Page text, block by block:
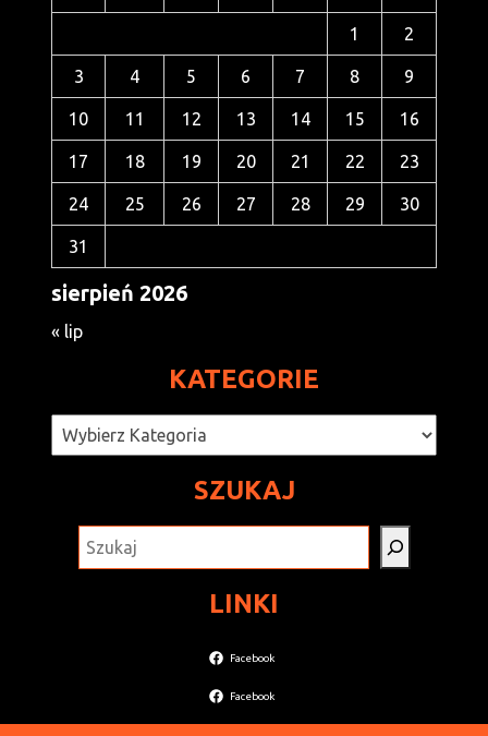
sierpień 2026
1 2
3 4 5 6 7 8 9
10 11 12 13 14 15 16
17 18 19 20 21 22 23
24 25 26 27 28 29 30
31
« lip
KATEGORIE
Kategorie
SZUKAJ
LINKI
Facebook
Facebook